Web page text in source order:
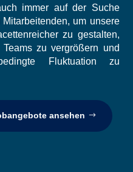
immer auf der Suche
um unsere
zu gestalten,
Teams zu vergrößern und
Fluktuation zu
ansehen